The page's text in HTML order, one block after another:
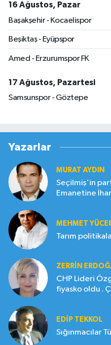
16 Ağustos, Pazar
Başakşehir - Kocaelispor
Beşiktaş - Eyüpspor
Amed - Erzurumspor FK
17 Ağustos, Pazartesi
Samsunspor - Göztepe
Yazarlar
MURAT AYDIN
Seçilmiş'in
Emanetine
MEHMET
Tarım
ZERRIN
CHP Lideri
fiyasko oldu .
EDIP TEKKOL
Sığınmacılar